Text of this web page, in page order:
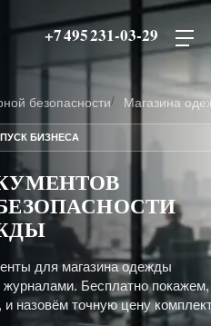
+7 495 231-03-29
безопасности Магазина
БИЗНЕСА
для магазина одежды
журналами. Бесплатно покажем,
и назовём точную цену